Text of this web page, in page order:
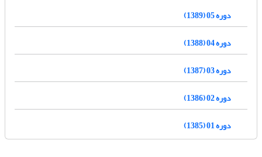
دوره 05 (1389)
دوره 04 (1388)
دوره 03 (1387)
دوره 02 (1386)
دوره 01 (1385)